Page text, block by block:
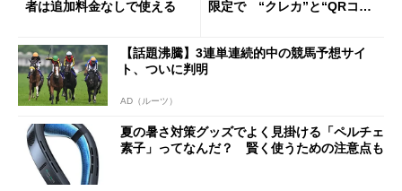
者は追加料金なしで使える
限定で “クレカ”と“QRコー
【話題沸騰】3連単連続的中の競馬予想サイ
ト、ついに判明
AD（ルーツ）
夏の暑さ対策グッズでよく見掛ける「ペルチェ
素子」ってなんだ？ 賢く使うための注意点も